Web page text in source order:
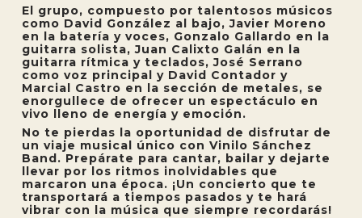
El grupo, compuesto por talentosos músicos
como David González al bajo, Javier Moreno
en la batería y voces, Gonzalo Gallardo en la
guitarra solista, Juan Calixto Galán en la
guitarra rítmica y teclados, José Serrano
como voz principal y David Contador y
Marcial Castro en la sección de metales, se
enorgullece de ofrecer un espectáculo en
vivo lleno de energía y emoción.
No te pierdas la oportunidad de disfrutar de
un viaje musical único con Vinilo Sánchez
Band. Prepárate para cantar, bailar y dejarte
llevar por los ritmos inolvidables que
marcaron una época. ¡Un concierto que te
transportará a tiempos pasados y te hará
vibrar con la música que siempre recordarás!